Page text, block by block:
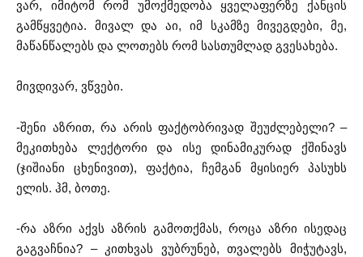
ვარ, იმიტომ რომ უმოქმედობა ყველაფერზე ქანცის
გამწყვეტია. მივალ და აი, იმ სკამზე მივეგდები, მე,
მაწანწალებს და ლოთებს რომ სასთუმლად გვესახება.
მივდივარ, ვწვები.
-შენი აზრით, რა არის ფაქტობრივად შეუძლებელი? –
მეკითხება ლექტორი და ისე დინამიკურად ქშინავს
(ჯიშიანი ცხენივით), ფაქტია, ჩემგან მყისიერ პასუხს
ელის. ჰმ, ბოთე.
-რა აზრი აქვს აზრის გამოთქმას, როცა აზრი ისედაც
გაგვაჩნია? – კითხვას ვუბრუნებ, თვალებს მიჭუტავს,